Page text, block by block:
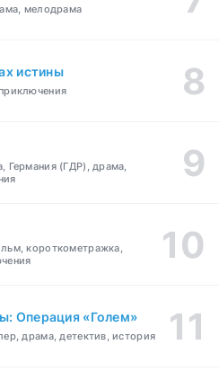
мелодрама
истины
Германия (ГДР), драма,
короткометражка,
Операция «Голем»
драма, детектив, история